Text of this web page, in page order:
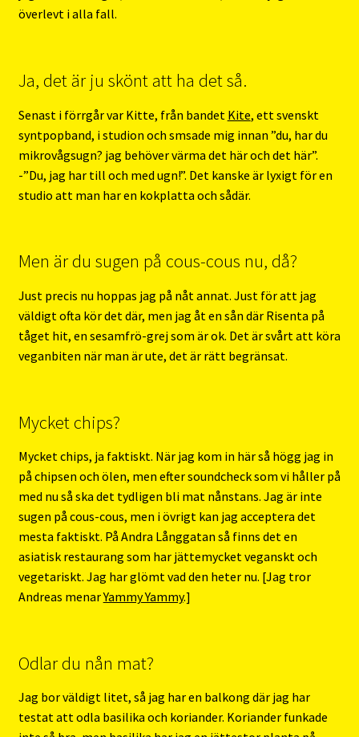
överlevt i alla fall.
Ja, det är ju skönt att ha det så.
Senast i förrgår var Kitte, från bandet Kite, ett svenskt
syntpopband, i studion och smsade mig innan ”du, har du
mikrovågsugn? jag behöver värma det här och det här”.
-”Du, jag har till och med ugn!”. Det kanske är lyxigt för en
studio att man har en kokplatta och sådär.
Men är du sugen på cous-cous nu, då?
Just precis nu hoppas jag på nåt annat. Just för att jag
väldigt ofta kör det där, men jag åt en sån där Risenta på
tåget hit, en sesamfrö-grej som är ok. Det är svårt att köra
veganbiten när man är ute, det är rätt begränsat.
Mycket chips?
Mycket chips, ja faktiskt. När jag kom in här så högg jag in
på chipsen och ölen, men efter soundcheck som vi håller på
med nu så ska det tydligen bli mat nånstans. Jag är inte
sugen på cous-cous, men i övrigt kan jag acceptera det
mesta faktiskt. På Andra Långgatan så finns det en
asiatisk restaurang som har jättemycket veganskt och
vegetariskt. Jag har glömt vad den heter nu. [Jag tror
Andreas menarYammy Yammy.]
Odlar du nån mat?
Jag bor väldigt litet, så jag har en balkong där jag har
testat att odla basilika och koriander. Koriander funkade